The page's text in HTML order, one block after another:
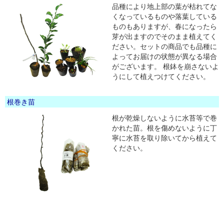
品種により地上部の葉が枯れてな
くなっているものや落葉している
ものもありますが、春になったら
芽が出ますのでそのまま植えてく
ださい。セットの商品でも品種に
よってお届けの状態が異なる場合
がございます。 根鉢を崩さないよ
うにして植えつけてください。
根巻き苗
根が乾燥しないように水苔等で巻
かれた苗。根を傷めないように丁
寧に水苔を取り除いてから植えて
ください。